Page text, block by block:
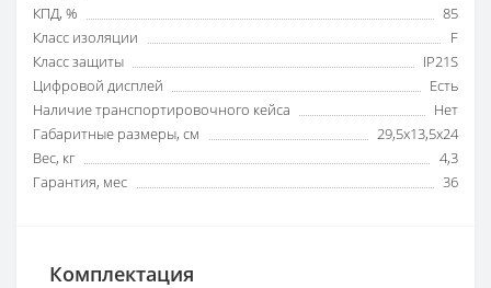
КПД, %
85
Класс изоляции
F
Класс защиты
IP21S
Цифровой дисплей
Есть
Наличие транспортировочного кейса
Нет
Габаритные размеры, см
29,5х13,5х24
Вес, кг
4,3
Гарантия, мес
36
Комплектация